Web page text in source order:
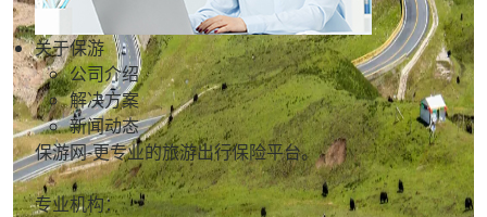
关于保游
公司介绍
解决方案
新闻动态
保游网-更专业的旅游出行保险平台。
专业机构：